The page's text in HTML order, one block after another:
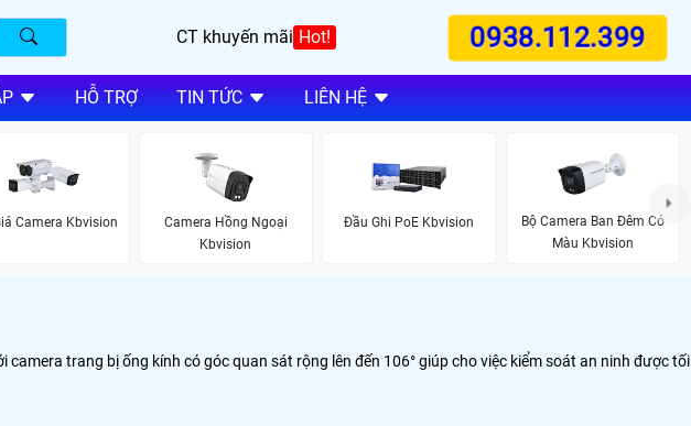
CT khuyến mãi Hot! 0938.112.399
HỖ TRỢ TIN TỨC LIÊN HỆ
Camera Kbvision
Camera Hồng Ngoại
Kbvision
Đầu Ghi PoE Kbvision
Bộ Camera Ban Đêm Có
Màu Kbvision
trang bị ống kính có góc quan sát rộng lên đến 106° giúp cho việc kiểm soát an ninh được tối